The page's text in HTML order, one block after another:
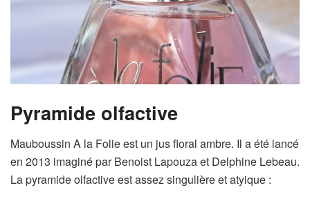
Pyramide olfactive
Mauboussin A la Folie est un jus floral ambre. Il a été lancé
en 2013 imaginé par Benoist Lapouza et Delphine Lebeau.
La pyramide olfactive est assez singulière et atyique :